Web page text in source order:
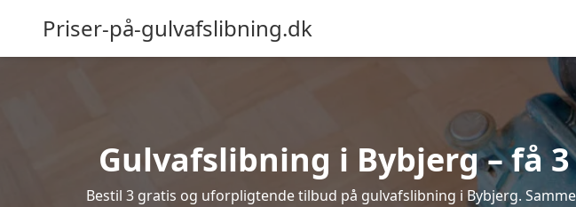
Priser-på-gulvafslibning.dk
Gulvafslibning i Bybjerg – få
Bestil 3 gratis og uforpligtende tilbud på gulvafslibning i Bybjerg.